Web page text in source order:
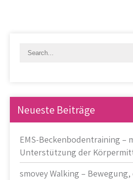
Neueste Beiträge
EMS-Beckenbodentraining –
Unterstützung der
smovey Walking –